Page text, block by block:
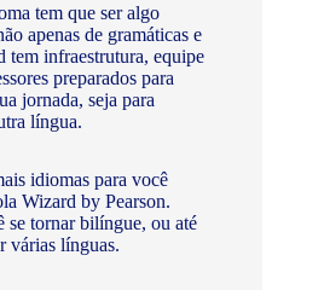
tem que ser algo
apenas de gramáticas e
tem infraestrutura, equipe
preparados para
jornada, seja para
língua.
idiomas para você
Wizard by Pearson.
se tornar bilíngue, ou até
várias línguas.